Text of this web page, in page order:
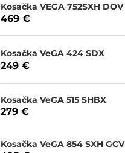
Kosačka VEGA 752SXH DOV
469 €
Kosačka VeGA 424 SDX
249 €
Kosačka VeGA 515 SHBX
279 €
Kosačka VeGA 854 SXH GCV